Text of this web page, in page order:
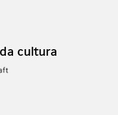
cultura